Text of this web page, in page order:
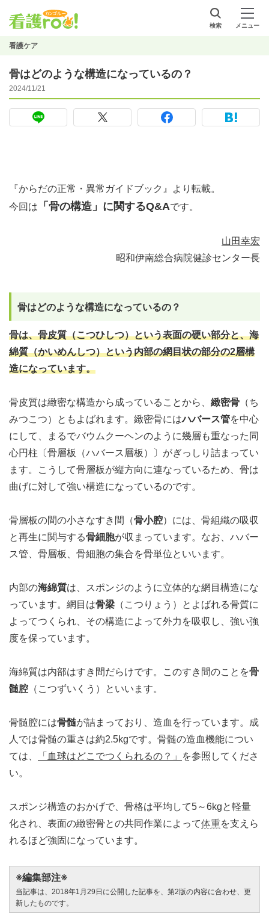
検索 メニュー
看護ケア
骨はどのような構造になっているの？
2024/11/21
『からだの正常・異常ガイドブック』より転載。
今回は
「骨の構造」に関するQ&Aです。
山田幸宏
昭和伊南総合病院健診センター長
骨はどのような構造になっているの？
骨は、骨皮質（こつひしつ）という表面の硬い部分と、海
綿質（かいめんしつ）という内部の網目状の部分の2層構
造になっています。
骨皮質は緻密な構造から成っていることから、 緻密骨 （ち
みつこつ）ともよばれます。緻密骨にはハバース管を中心
にして、まるでバウムクーヘンのように幾層も重なった同
心円柱〔骨層板（ハバース層板）〕がぎっしり詰まってい
ます。こうして骨層板が縦方向に連なっているため、骨は
曲げに対して強い構造になっているのです。
骨層板の間の小さなすき間（骨小腔）には、骨組織の吸収
と再生に関与する骨細胞が収まっています。なお、ハバー
ス管、骨層板、骨細胞の集合を骨単位といいます。
内部の海綿質は、スポンジのように立体的な網目構造にな
っています。網目は骨梁 （こつりょう）とよばれる骨質に
よってつくられ、その構造によって外力を吸収し、強い強
度を保っています。
海綿質は内部はすき間だらけです。このすき間のことを骨
髄腔 （こつずいくう）といいます。
骨髄腔には骨髄が詰まっており、造血を行っています。成
人では骨髄の重さは約2.5kgです。骨髄の造血機能につい
ては、
「血球はどこでつくられるの？」
を参照してくださ
い。
スポンジ構造のおかげで、骨格は平均して5～6kgと軽量
化され、表面の緻密骨との共同作業によって体重を支えら
れるほど強固になっています。
※編集部注※
当記事は、2018年1月29日に公開した記事を、第2版の内容に合わせ、更
新したものです。